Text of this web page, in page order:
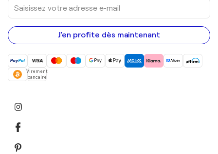
votre
adresse
e-
mail
J'en profite dès maintenant
Virement
bancaire